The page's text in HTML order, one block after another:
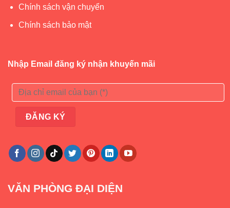
Chính sách vận chuyển
Chính sách bảo mật
Nhập Email đăng ký nhận khuyến mãi
VĂN PHÒNG ĐẠI DIỆN